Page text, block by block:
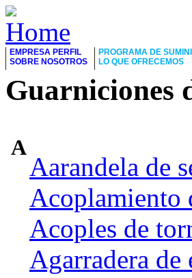
EMPRESA PERFIL
SOBRE NOSOTROS
PROGRAMA DE
LO QUE OFRECEMOS
Guarniciones
A
Aarandela de
Acoplamiento
Acoples de
Agarradera